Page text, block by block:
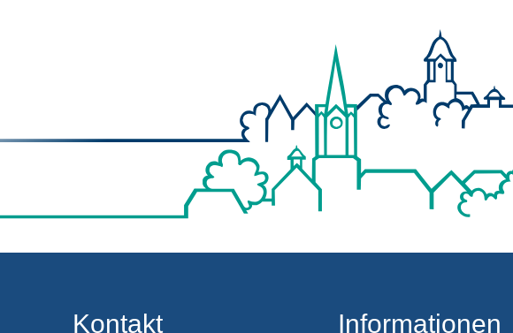
Kontakt Informationen